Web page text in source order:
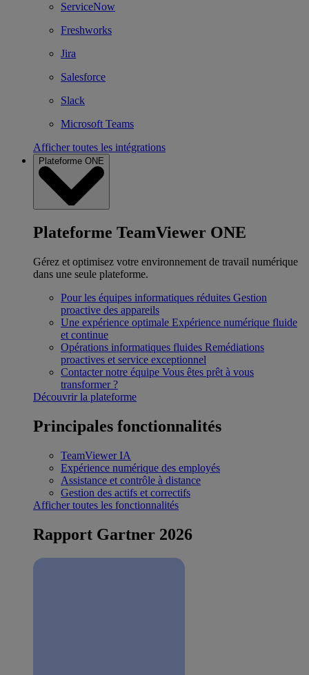
ServiceNow
Freshworks
Jira
Salesforce
Slack
Microsoft Teams
Afficher toutes les intégrations
Plateforme ONE
Plateforme TeamViewer ONE
Gérez et optimisez votre environnement de travail numérique
dans une seule plateforme.
Pour les équipes informatiques réduites Gestion
proactive des appareils
Une expérience optimale Expérience numérique fluide
et continue
Opérations informatiques fluides Remédiations
proactives et service exceptionnel
Contacter notre équipe Vous êtes prêt à vous
transformer ?
Découvrir la plateforme
Principales fonctionnalités
TeamViewer IA
Expérience numérique des employés
Assistance et contrôle à distance
Gestion des actifs et correctifs
Afficher toutes les fonctionnalités
Rapport Gartner 2026